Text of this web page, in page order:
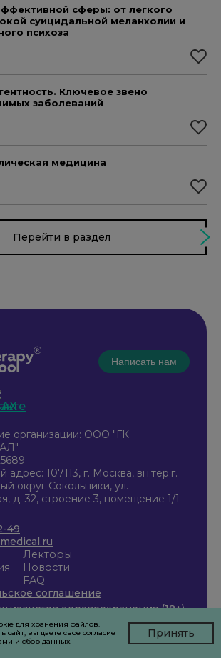
сферы: от легкого
суицидальной меланхолии и
психоза
Ключевое звено
заболеваний
медицина
Перейти в раздел
Написать нам
организации: ООО "ГК
107113, г. Москва, вн.тер.г.
округ Сокольники, ул.
д. 32, строение 3, помещение 1/1
49
Лекторы
Новости
FAQ
соглашение
здравоохранения (18+)
для хранения файлов.
сайт, вы даете свое согласие
и сбор данных.
Принять